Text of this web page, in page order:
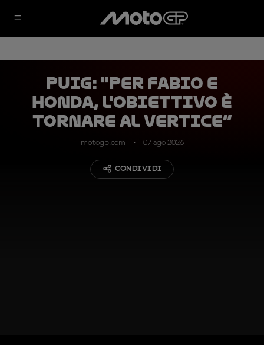
Puig: "Per Fabio e
Honda, l'obiettivo è
tornare al vertice”
motogp.com 07 ago 2026
CONDIVIDI